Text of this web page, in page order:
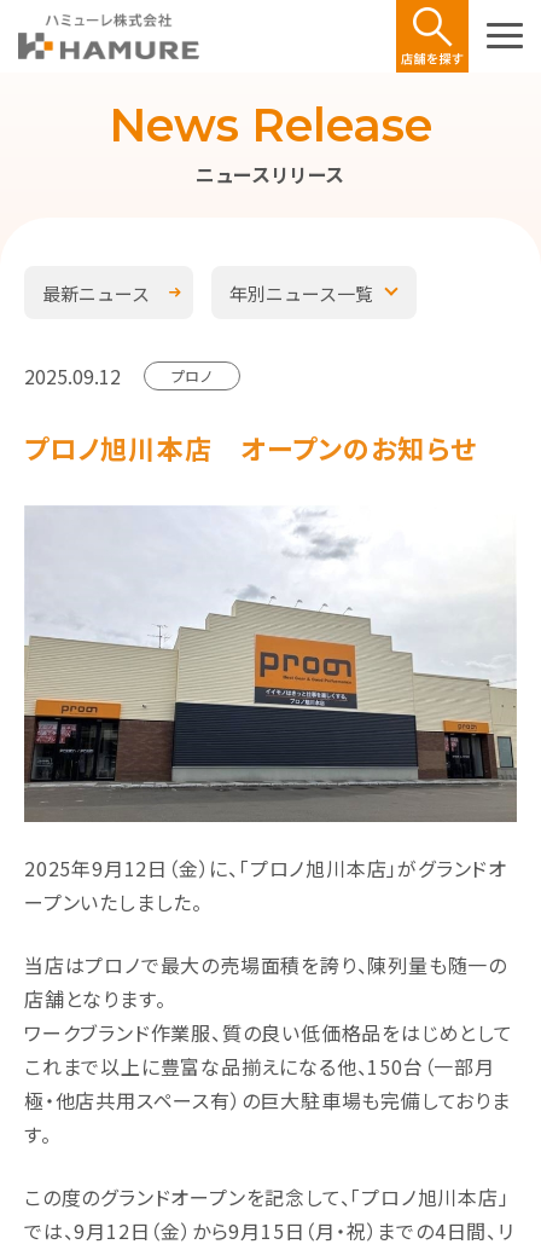
ニュースリリース
News Release
最新ニュース 年別ニュース一覧
2025.09.12 プロノ
プロノ旭川本店 オープンのお知らせ
2025年9月12日（金）に、「プロノ旭川本店」がグランドオ
ープンいたしました。
当店はプロノで最大の売場面積を誇り、陳列量も随一の
店舗となります。
ワークブランド作業服、質の良い低価格品をはじめとして
これまで以上に豊富な品揃えになる他、150台（一部月
極・他店共用スペース有）の巨大駐車場も完備しておりま
す。
この度のグランドオープンを記念して、「プロノ旭川本店」
では、9月12日（金）から9月15日（月・祝）までの4日間、リ